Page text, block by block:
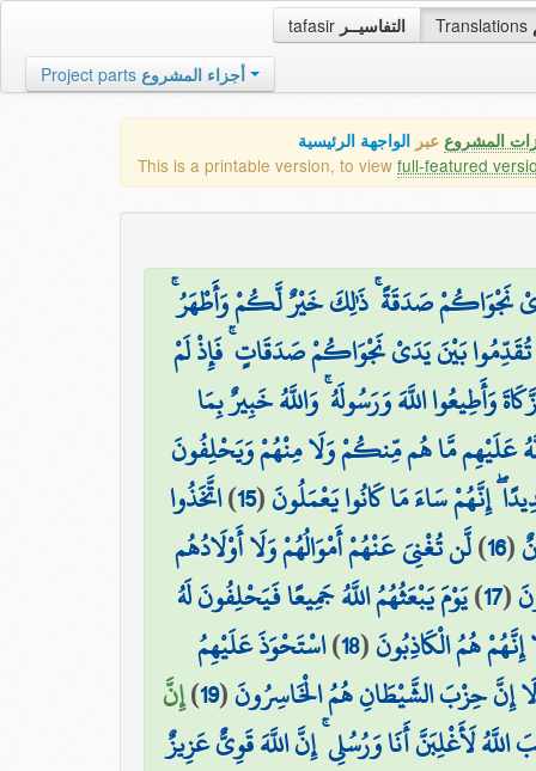
tafasir التفاسيــر Translations
Project parts أجزاء المشروع
المشروع عبر الواجهة الرئيسية
This is a printable version, to view full-featured
يَدَيْ نَجْوَاكُمْ صَدَقَةً ۚ ذَٰلِكَ خَيْرٌ لَّكُمْ وَأَطْهَرُ
تُقَدِّمُوا بَيْنَ يَدَيْ نَجْوَاكُمْ صَدَقَاتٍ ۚ فَإِذْ لَمْ
وَأَطِيعُوا اللَّهَ وَرَسُولَهُ ۚ وَاللَّهُ خَبِيرٌ بِمَا
عَلَيْهِم مَّا هُم مِّنكُمْ وَلَا مِنْهُمْ وَيَحْلِفُونَ
إِنَّهُمْ سَاءَ مَا كَانُوا يَعْمَلُونَ(
15
)اتَّخَذُوا
(
16
)لَّن تُغْنِيَ عَنْهُمْ أَمْوَالُهُمْ وَلَا أَوْلَادُهُم
(
17
)يَوْمَ يَبْعَثُهُمُ اللَّهُ جَمِيعًا فَيَحْلِفُونَ لَهُ
هُمُ الْكَاذِبُونَ(
18
)اسْتَحْوَذَ عَلَيْهِمُ
إِنَّ حِزْبَ الشَّيْطَانِ هُمُ الْخَاسِرُونَ(
19
)إِنَّ
اللَّهُ لَأَغْلِبَنَّ أَنَا وَرُسُلِي ۚ إِنَّ اللَّهَ قَوِيٌّ عَزِيزٌ